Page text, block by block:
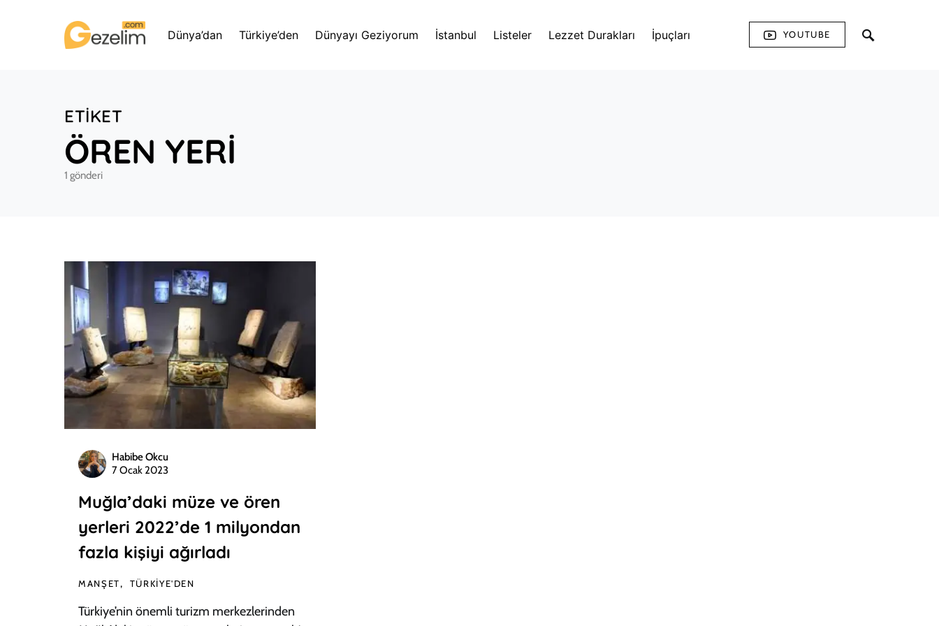
Dünya’dan Türkiye’den Dünyayı Geziyorum İstanbul Listeler Lezzet Durakları İpuçları YOUTUBE
ETIKET
ÖREN YERİ
1 gönderi
Habibe Okcu
7 Ocak 2023
Muğla’daki müze ve ören
yerleri 2022’de 1 milyondan
fazla kişiyi ağırladı
MANŞET TÜRKIYE'DEN
Türkiye’nin önemli turizm merkezlerinden